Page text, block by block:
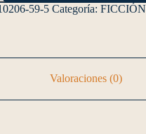
59-5 Categoría: FICCIÓN
Valoraciones (0)